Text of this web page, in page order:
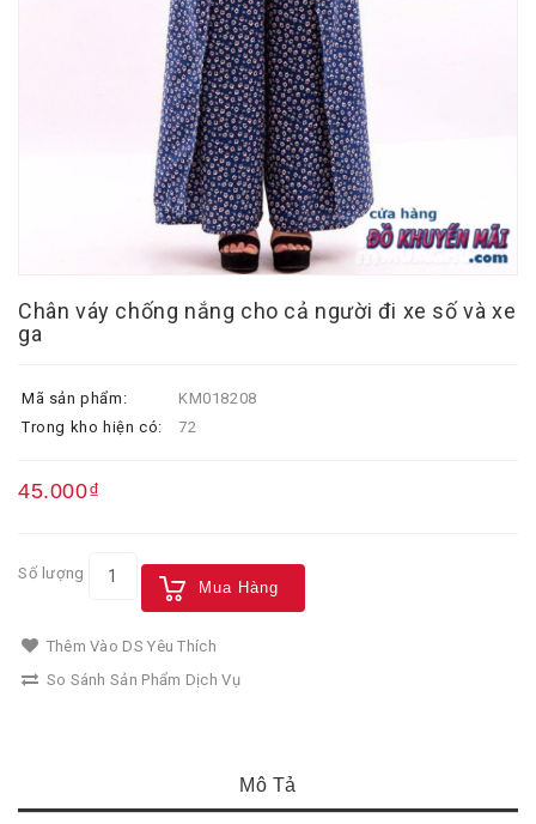
Chân váy chống nắng cho cả người đi xe số và xe
ga
Mã sản phẩm:
KM018208
Trong kho hiện có:
72
45.000₫
Số lượng
Mua Hàng
Thêm Vào DS Yêu Thích
So Sánh Sản Phẩm Dịch Vụ
Mô Tả